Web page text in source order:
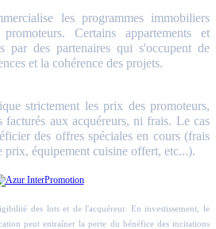
les programmes immobiliers
Certains appartements et
par des partenaires qui s'occupent de
et la cohérence des projets.
strictement les prix des promoteurs,
facturés aux acquéreurs, ni frais. Le cas
des offres spéciales en cours (frais
prix, équipement cuisine offert, etc...).
des lots et de l'acquéreur. En investissement, le
peut entraîner la perte du bénéfice des incitations